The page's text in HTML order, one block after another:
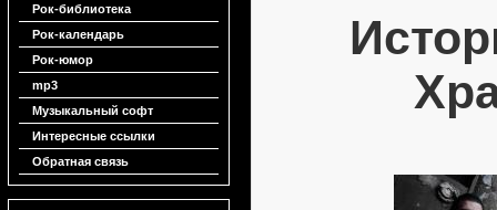
Рок-библиотека
Рок-календарь
Рок-юмор
mp3
Музыкальный софт
Интересные ссылки
Обратная связь